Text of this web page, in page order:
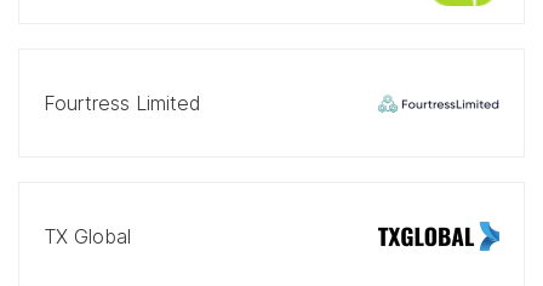
Fourtress Limited
TX Global